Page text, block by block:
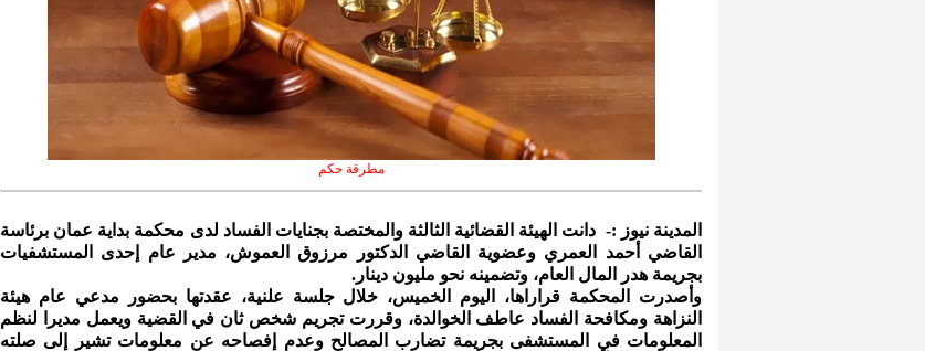
مطرقة حكم
المدينة نيوز :- دانت الهيئة القضائية الثالثة والمختصة بجنايات الفساد لدى محكمة بداية عمان برئاسة
القاضي أحمد العمري وعضوية القاضي الدكتور مرزوق العموش، مدير عام إحدى المستشفيات
بجريمة هدر المال العام، وتضمينه نحو مليون دينار.
وأصدرت المحكمة قراراها، اليوم الخميس، خلال جلسة علنية، عقدتها بحضور مدعي عام هيئة
النزاهة ومكافحة الفساد عاطف الخوالدة، وقررت تجريم شخص ثان في القضية ويعمل مديرا لنظم
المعلومات في المستشفى بجريمة تضارب المصالح وعدم إفصاحه عن معلومات تشير إلى صلته